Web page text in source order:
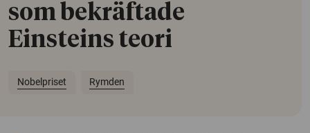
som bekräftade
Einsteins teori
Nobelpriset Rymden